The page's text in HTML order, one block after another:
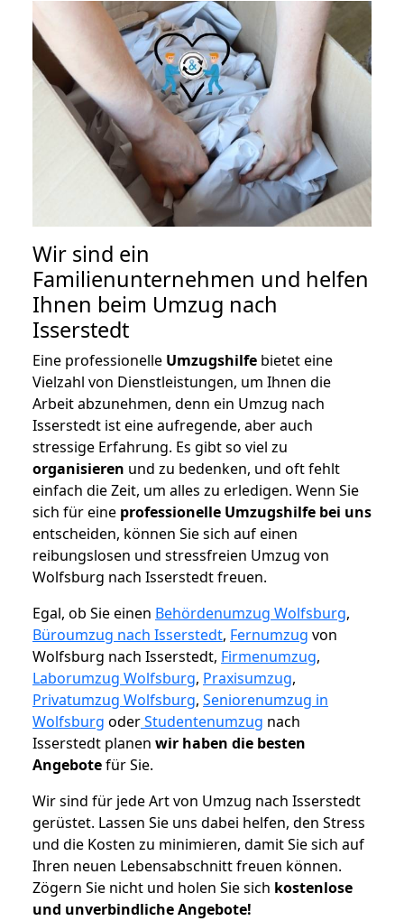
Wir sind ein
Familienunternehmen und helfen
Ihnen beim Umzug nach
Isserstedt
Eine professionelle Umzugshilfe bietet eine
Vielzahl von Dienstleistungen, um Ihnen die
Arbeit abzunehmen, denn ein Umzug nach
Isserstedt ist eine aufregende, aber auch
stressige Erfahrung. Es gibt so viel zu
organisieren und zu bedenken, und oft fehlt
einfach die Zeit, um alles zu erledigen. Wenn Sie
sich für eine professionelle Umzugshilfe bei uns
entscheiden, können Sie sich auf einen
reibungslosen und stressfreien Umzug von
Wolfsburg nach Isserstedt freuen.
Egal, ob Sie einen Behördenumzug Wolfsburg,
Büroumzug nach Isserstedt, Fernumzug von
Wolfsburg nach Isserstedt, Firmenumzug,
Laborumzug Wolfsburg, Praxisumzug,
Privatumzug Wolfsburg, Seniorenumzug in
Wolfsburg oderStudentenumzug nach
Isserstedt planen wir haben die besten
Angebotefür Sie.
Wir sind für jede Art von Umzug nach Isserstedt
gerüstet. Lassen Sie uns dabei helfen, den Stress
und die Kosten zu minimieren, damit Sie sich auf
Ihren neuen Lebensabschnitt freuen können.
Zögern Sie nicht und holen Sie sich kostenlose
und unverbindliche Angebote!